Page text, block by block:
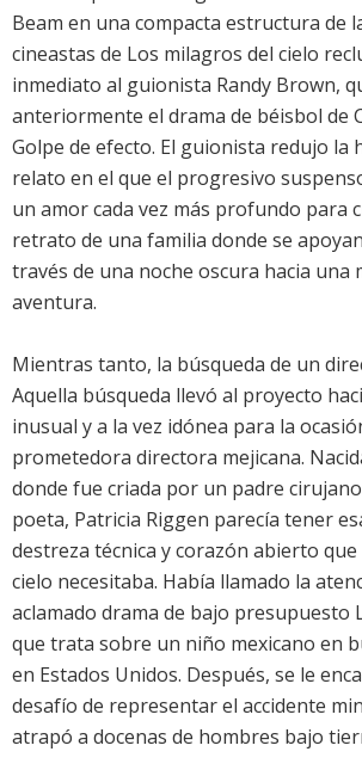
Beam en una compacta estructura de
cineastas de Los milagros del cielo
inmediato al guionista Randy Brown,
anteriormente el drama de béisbol de
Golpe de efecto. El guionista redujo la
relato en el que el progresivo
un amor cada vez más profundo para
retrato de una familia donde se
través de una noche oscura hacia una
aventura.
Mientras tanto, la búsqueda de un
Aquella búsqueda llevó al proyecto
inusual y a la vez idónea para la
prometedora directora mejicana.
donde fue criada por un padre
poeta, Patricia Riggen parecía tener
destreza técnica y corazón abierto
cielo necesitaba. Había llamado la
aclamado drama de bajo presupuesto
que trata sobre un niño mexicano en
en Estados Unidos. Después, se le
desafío de representar el accidente
atrapó a docenas de hombres bajo